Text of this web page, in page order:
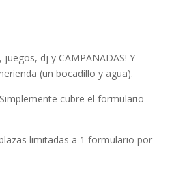
dj y CAMPANADAS! Y
(un bocadillo y agua).
cubre el formulario
limitadas a 1 formulario por